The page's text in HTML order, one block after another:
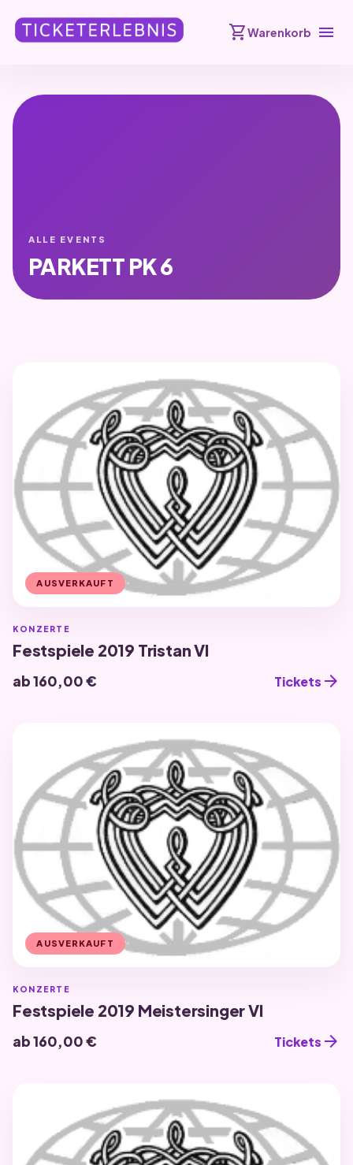
shopping_cartWarenkorb menu
ALLE EVENTS
PARKETT PK 6
AUSVERKAUFT
KONZERTE
Festspiele 2019 Tristan VI
ab 160,00 € Tickets arrow_forward
AUSVERKAUFT
KONZERTE
Festspiele 2019 Meistersinger VI
ab 160,00 € Tickets arrow_forward